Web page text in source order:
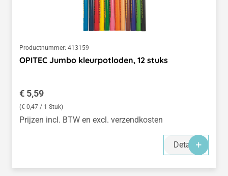
Productnummer: 413159
OPITEC Jumbo kleurpotloden, 12 stuks
Normale prijs:
€ 5,59
(€ 0,47 / 1 Stuk)
Prijzen incl. BTW en excl. verzendkosten
Details